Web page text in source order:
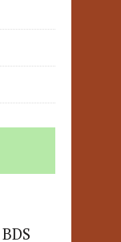
BDS